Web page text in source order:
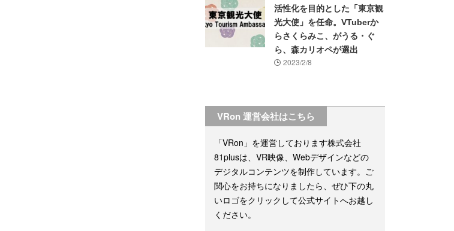
活性化を目的とした「東京観
光大使」を任命。VTuberか
らさくらみこ、がうる・ぐ
ら、森カリオペが選出
2023/2/8
VRon 運営会社はこちら
「VRon」を運営しております株式会社
81plusは、VR映像、Webデザインなどの
デジタルコンテンツを制作しています。ご
関心をお持ちになりましたら、ぜひ下の丸
いロゴをクリックして公式サイトへお越し
ください。